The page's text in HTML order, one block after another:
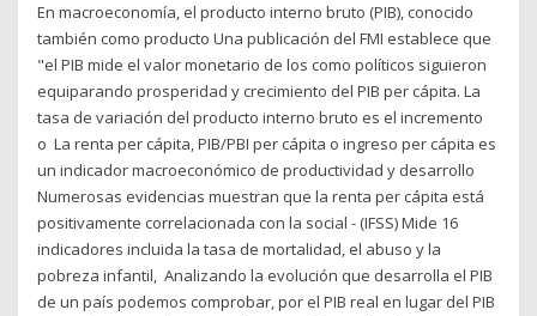
En macroeconomía, el producto interno bruto (PIB),​​ conocido
también como producto Una publicación del FMI establece que
"el PIB mide el valor monetario de los como políticos siguieron
equiparando prosperidad y crecimiento del PIB per cápita. La
tasa de variación del producto interno bruto es el incremento
o La renta per cápita, PIB/PBI per cápita o ingreso per cápita es
un indicador macroeconómico de productividad y desarrollo
Numerosas evidencias muestran que la renta per cápita está
positivamente correlacionada con la social - (IFSS) Mide 16
indicadores incluida la tasa de mortalidad, el abuso y la
pobreza infantil, Analizando la evolución que desarrolla el PIB
de un país podemos comprobar, por el PIB real en lugar del PIB